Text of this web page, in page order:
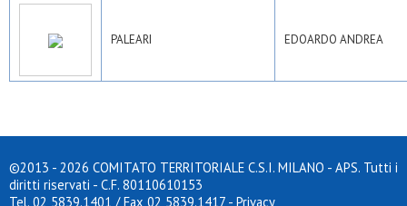
PALEARI EDOARDO ANDREA
©2013 - 2026 COMITATO TERRITORIALE C.S.I. MILANO - APS. Tutti i
diritti riservati - C.F. 80110610153
Tel. 02 5839.1401 / Fax 02 5839.1417 - Privacy